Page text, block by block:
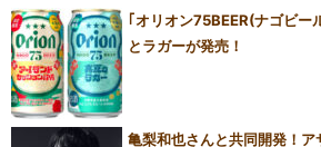
｢オリオン75BEER(ナゴビー
とラガーが発売！
亀梨和也さんと共同開発！